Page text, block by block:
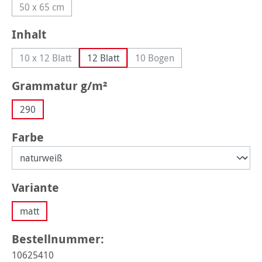
50 x 65 cm(Diese Option ist zurzeit nicht verfügbar.)
Inhaltauswählen
10 x 12 Blatt(Diese Option ist zurzeit nicht verfügbar.)
12 Blatt 10 Bogen(Diese Option ist zurzeit
Grammatur g/m²
290
Farbe
Variante
matt
Bestellnummer:
10625410